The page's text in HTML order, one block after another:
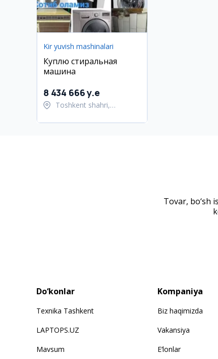
Kir yuvish mashinalari
Куплю стиральная
машина
8 434 666 y.e
Toshkent shahri,
Tovar, bo‘sh
Do‘konlar
Texnika Tashkent
LAPTOPS.UZ
Mavsum
Kompaniya
Biz haqimizda
Vakansiya
E‘lonlar